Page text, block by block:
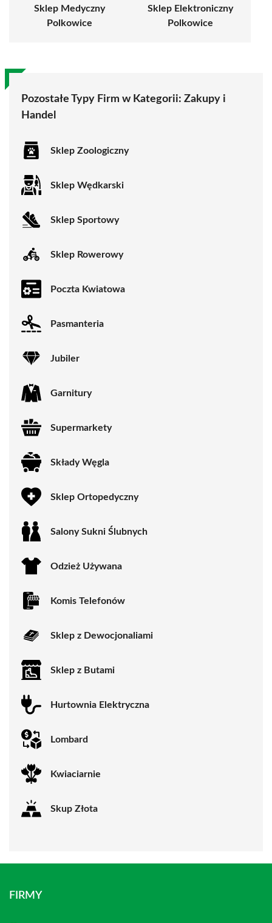
Sklep Medyczny
Polkowice
Sklep Elektroniczny
Polkowice
Pozostałe Typy Firm w Kategorii: Zakupy i
Handel
Sklep Zoologiczny
Sklep Wędkarski
Sklep Sportowy
Sklep Rowerowy
Poczta Kwiatowa
Pasmanteria
Jubiler
Garnitury
Supermarkety
Składy Węgla
Sklep Ortopedyczny
Salony Sukni Ślubnych
Odzież Używana
Komis Telefonów
Sklep z Dewocjonaliami
Sklep z Butami
Hurtownia Elektryczna
Lombard
Kwiaciarnie
Skup Złota
FIRMY